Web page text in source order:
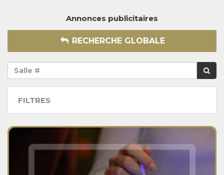
Annonces publicitaires
RECHERCHE GLOBALE
FILTRES